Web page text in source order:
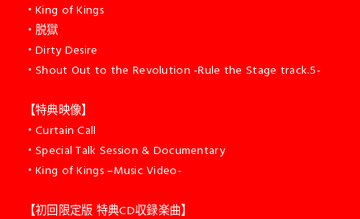
・King of Kings
・脱獄
・Dirty Desire
・Shout Out to the Revolution -Rule the Stage track.5-
【特典映像】
・Curtain Call
・Special Talk Session & Documentary
・King of Kings –Music Video-
【初回限定版 特典CD収録楽曲】